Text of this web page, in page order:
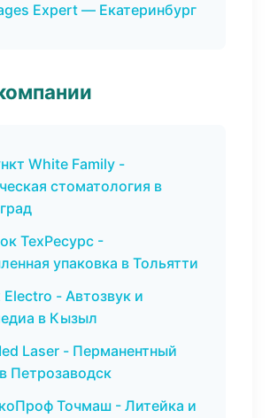
Expert — Екатеринбург
White Family -
стоматология в
ТехРесурс -
упаковка в Тольятти
- Автозвук и
в Кызыл
Laser - Перманентный
Петрозаводск
Точмаш - Литейка и